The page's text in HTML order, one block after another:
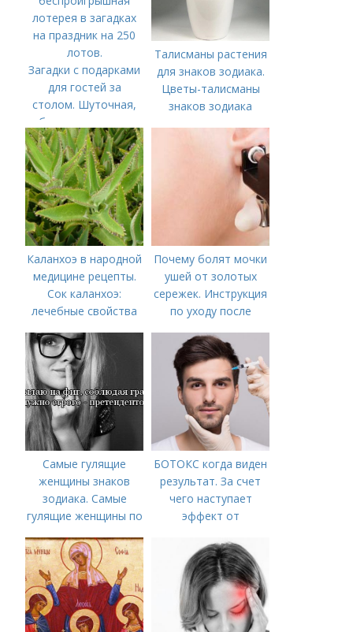
Загадки с подарками
для гостей за
столом. Шуточная,
беспроигрышная
лотерея в загадках
на праздник на 250
лотов.
Талисманы растения
для знаков зодиака.
Цветы-талисманы
знаков зодиака
Каланхоэ в народной
медицине рецепты.
Сок каланхоэ:
лечебные свойства
Почему болят мочки
ушей от золотых
сережек. Инструкция
по уходу после
Самые гулящие
женщины знаков
зодиака. Самые
гулящие женщины по
БОТОКС когда виден
результат. За счет
чего наступает
эффект от